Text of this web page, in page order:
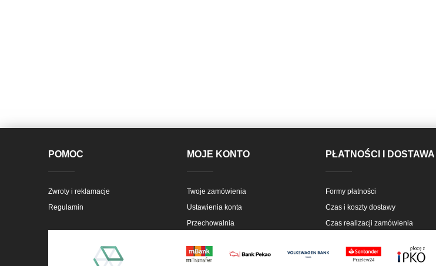
POMOC
Zwroty i reklamacje
Regulamin
MOJE KONTO
Twoje zamówienia
Ustawienia konta
Przechowalnia
PŁATNOŚCI I DOSTAWA
Formy płatności
Czas i koszty dostawy
Czas realizacji zamówienia